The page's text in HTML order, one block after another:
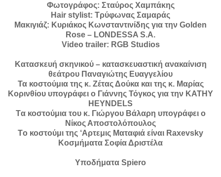
Φωτογράφος: Σταύρος Χαμπάκης
Hair stylist: Τρύφωνας Σαμαράς
Μακιγιάζ: Κυριάκος Κωνσταντινίδης για την Golden
Rose – LONDESSA S.A.
Video trailer: RGB Studios
Κατασκευή σκηνικού – κατασκευαστική ανακαίνιση
θεάτρου Παναγιώτης Ευαγγελίου
Τα κοστούμια της κ. Ζέτας Δούκα και της κ. Μαρίας
Κορινθίου υπογράφει ο Γιάννης Τόγκος για την KATHY
HEYNDELS
Tα κοστούμια του κ. Γιώργου Βάλαρη υπογράφει ο
Νίκος Αποστολόπουλος
Τo κοστούμι της ‘Αρτεμις Ματαφιά είναι Raxevsky
Κοσμήματα Σοφία Δριστέλα
Υποδήματα Spiero